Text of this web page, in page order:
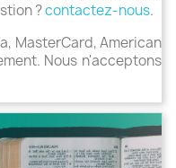
?contactez-nous.
MasterCard, American
Nous n'acceptons